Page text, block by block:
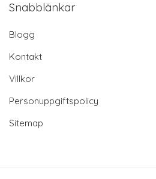
Snabblänkar
Blogg
Kontakt
Villkor
Personuppgiftspolicy
Sitemap